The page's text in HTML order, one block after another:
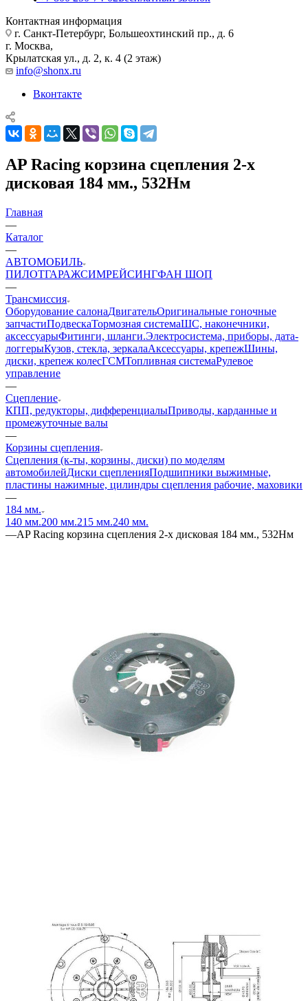
Контактная информация
г. Санкт-Петербург, Большеохтинский пр., д. 6
г. Москва,
Крылатская ул., д. 2, к. 4 (2 этаж)
info@shonx.ru
Вконтакте
AP Racing корзина сцепления 2-х
дисковая 184 мм., 532Нм
Главная
—
Каталог
—
АВТОМОБИЛЬ
ПИЛОТГАРАЖСИМРЕЙСИНГФАН ШОП
—
Трансмиссия
Оборудование салонаДвигательОригинальные гоночные
запчастиПодвескаТормозная системаШС, наконечники,
аксессуарыФитинги, шланги.Электросистема, приборы, дата-
логгерыКузов, стекла, зеркалаАксессуары, крепежШины,
диски, крепеж колесГСМТопливная системаРулевое
управление
—
Сцепление
КПП, редукторы, дифференциалыПриводы, карданные и
промежуточные валы
—
Корзины сцепления
Сцепления (к-ты, корзины, диски) по моделям
автомобилейДиски сцепленияПодшипники выжимные,
пластины нажимные, цилиндры сцепления рабочие, маховики
—
184 мм.
140 мм.200 мм.215 мм.240 мм.
—AP Racing корзина сцепления 2-х дисковая 184 мм., 532Нм